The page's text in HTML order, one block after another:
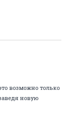
возможно только
новую